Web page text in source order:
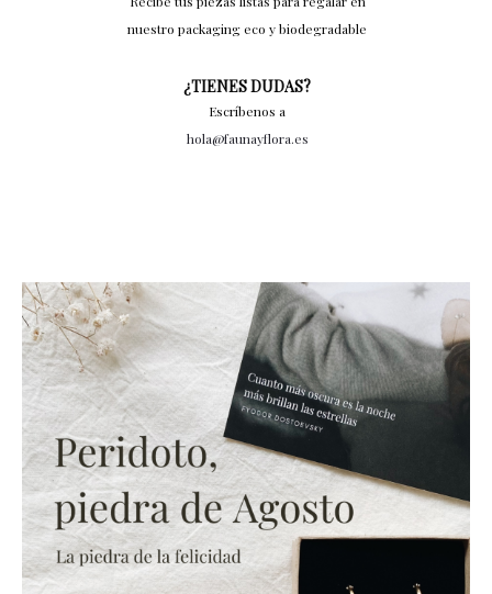
nuestro packaging eco y biodegradable
¿TIENES DUDAS?
Escríbenos a
hola@faunayflora.es